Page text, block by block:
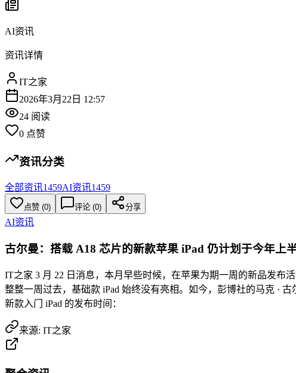
AI资讯
资讯详情
IT之家
2026年3月22日 12:57
24 阅读
0 点赞
资讯分类
全部资讯1459AI资讯1459
点赞 (0) 评论 (0) 分享
AI资讯
古尔曼：搭载 A18 芯片的新款苹果 iPad 仍计划于今年上
IT之家 3 月 22 日消息，本月早些时候，在苹果为期一周的新品发布
整整一周过去，基础款 iPad 始终没有亮相。如今，彭博社的马克 ·
新款入门 iPad 的发布时间：
来源: IT之家